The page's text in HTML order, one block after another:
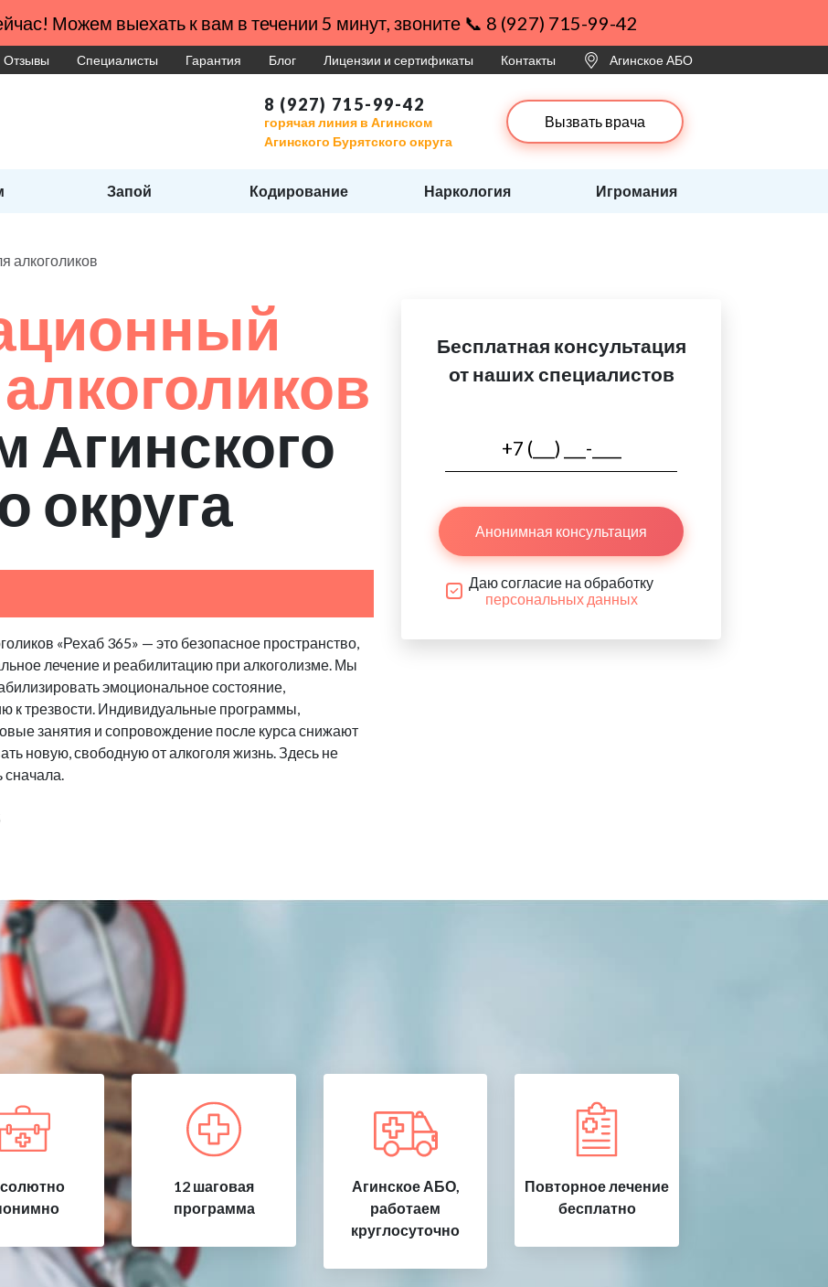
Можем выехать к вам в течении 5 минут, звоните 📞 8 (927) 715-99-42
Отзывы Специалисты Гарантия Блог Лицензии и сертификаты Контакты Агинское АБО
8 (927) 715-99-42
горячая линия в Агинском
Агинского Бурятского округа
Вызвать врача
Запой Кодирование Наркология Игромания
алкоголиков
Агинского
округа
«Рехаб 365» — это безопасное пространство,
лечение и реабилитацию при алкоголизме. Мы
эмоциональное состояние,
к трезвости. Индивидуальные программы,
занятия и сопровождение после курса снижают
новую, свободную от алкоголя жизнь. Здесь не
сначала.
Бесплатная консультация
от наших специалистов
Анонимная консультация
Даю согласие на обработку
персональных данных
12 шаговая
программа
Агинское АБО,
работаем
круглосуточно
Повторное лечение
бесплатно